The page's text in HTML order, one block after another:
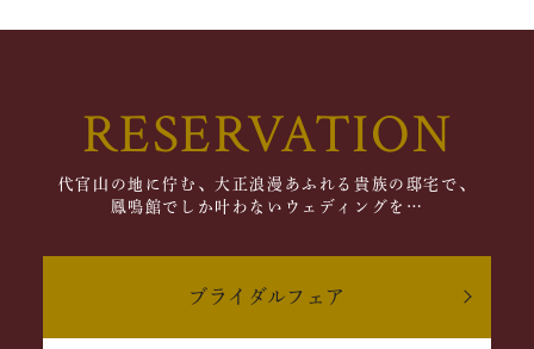
RESERVATION
代官山の地に佇む、大正浪漫あふれる貴族の邸宅で、
鳳鳴館でしか叶わないウェディングを…
ブライダルフェア